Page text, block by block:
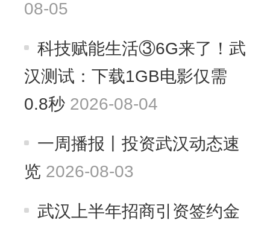
08-05
科技赋能生活③6G来了！武
汉测试：下载1GB电影仅需
0.8秒 2026-08-04
一周播报丨投资武汉动态速
览 2026-08-03
武汉上半年招商引资签约金